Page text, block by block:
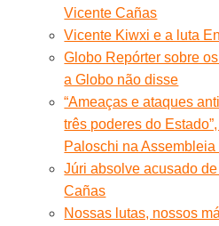
Vicente Cañas
Vicente Kiwxi e a luta
Globo Repórter sobre
a Globo não disse
“Ameaças e ataques
três poderes do
Paloschi na
Júri absolve acusado
Cañas
Nossas lutas, nossos